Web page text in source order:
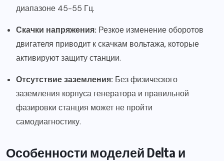
диапазоне 45-55 Гц.
Скачки напряжения: Резкое изменение оборотов
двигателя приводит к скачкам вольтажа, которые
активируют защиту станции.
Отсутствие заземления: Без физического
заземления корпуса генератора и правильной
фазировки станция может не пройти
самодиагностику.
Особенности моделей Delta и